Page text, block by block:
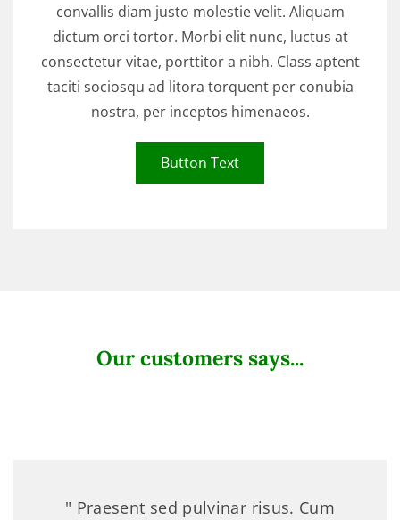
convallis diam justo molestie velit. Aliquam
dictum orci tortor. Morbi elit nunc, luctus at
consectetur vitae, porttitor a nibh. Class aptent
taciti sociosqu ad litora torquent per conubia
nostra, per inceptos himenaeos.
Button Text
Our customers says...
" Praesent sed pulvinar risus. Cum